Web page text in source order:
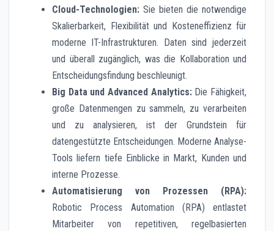
Cloud-Technologien: Sie bieten die notwendige
Skalierbarkeit, Flexibilität und Kosteneffizienz für
moderne IT-Infrastrukturen. Daten sind jederzeit
und überall zugänglich, was die Kollaboration und
Entscheidungsfindung beschleunigt.
Big Data und Advanced Analytics:Die Fähigkeit,
große Datenmengen zu sammeln, zu verarbeiten
und zu analysieren, ist der Grundstein für
datengestützte Entscheidungen. Moderne Analyse-
Tools liefern tiefe Einblicke in Markt, Kunden und
interne Prozesse.
Automatisierung von Prozessen (RPA):
Robotic Process Automation (RPA) entlastet
Mitarbeiter von repetitiven, regelbasierten